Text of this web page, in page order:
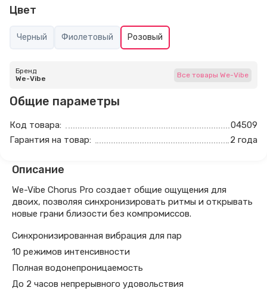
Цвет
Черный Фиолетовый Розовый
Бренд
We-Vibe
Все товары We-Vibe
Общие параметры
Код товара:
04509
Гарантия на товар:
2 года
Описание
We-Vibe Chorus Pro создает общие ощущения для
двоих, позволяя синхронизировать ритмы и открывать
новые грани близости без компромиссов.
Синхронизированная вибрация для пар
10 режимов интенсивности
Полная водонепроницаемость
До 2 часов непрерывного удовольствия